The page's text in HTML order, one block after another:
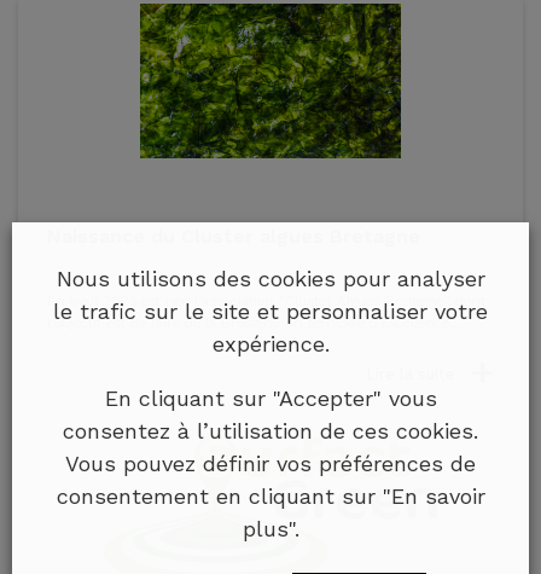
En avril 2023 est née l'association "Cluster Algues Bretagne" dont
l'objectif est de faire de la Bretagne un territoire d'excellence,...
Nous utilisons des cookies pour analyser
le trafic sur le site et personnaliser votre
expérience.
En cliquant sur "Accepter" vous
consentez à l’utilisation de ces cookies.
Vous pouvez définir vos préférences de
consentement en cliquant sur "En savoir
plus".